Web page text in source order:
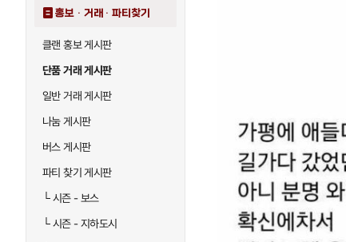
홍보 · 거래 · 파티찾기
클랜 홍보 게시판
단품 거래 게시판
일반 거래 게시판
나눔 게시판
버스 게시판
파티 찾기 게시판
└시즌 - 보스
└시즌 - 지하도시